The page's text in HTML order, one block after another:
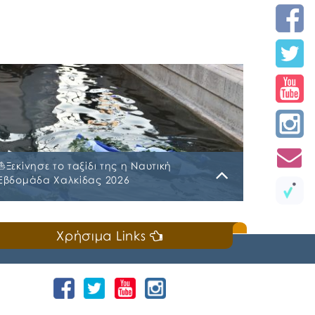
το ταξίδι της η Ναυτική
Χαλκίδας 2026
📣Για 3η συνεχή χρονιά «άνοιξε πανιά» η
Εβδομάδα Χαλκίδας χθες, Σάββατο
Ιουλίου 2026, που διοργανώνουν ο Δήμος
Χαλκιδέων και η Ιερά Μητρόπολη Χαλκίδος,
Ιστιαίας και Βορείων Σποράδων, με την
Χρήσιμα Links